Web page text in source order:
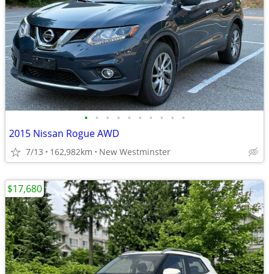
• • • • • • • • • •
2015 Nissan Rogue AWD
7/13 162,982km New Westminster
$17,680